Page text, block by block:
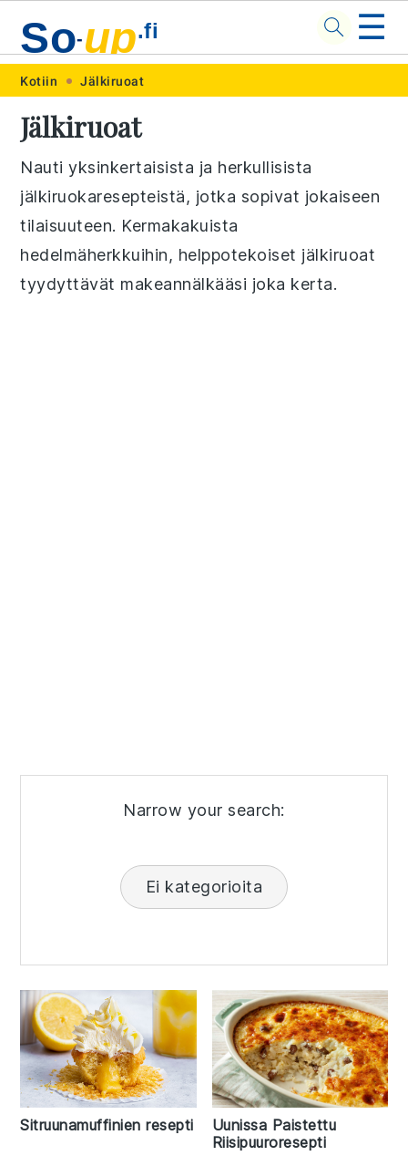
Skip
primary
navigation
Skip
main
content
Skip
primary
sidebar
Skip
footer
So-up.fi ☰
Kotiin Jälkiruoat
Jälkiruoat
Nauti yksinkertaisista ja herkullisista
jälkiruokaresepteistä, jotka sopivat jokaiseen
tilaisuuteen. Kermakakuista
hedelmäherkkuihin, helppotekoiset jälkiruoat
tyydyttävät makeannälkääsi joka kerta.
Narrow your search:
Ei kategorioita
Sitruunamuffinien resepti
Uunissa Paistettu
Riisipuuroresepti